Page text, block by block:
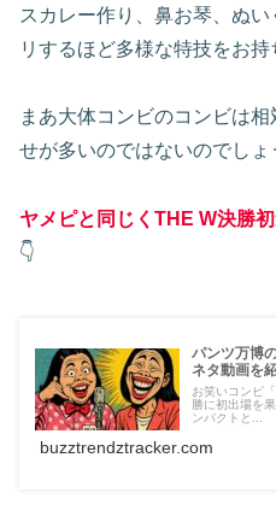
スカレー作り、鼻お琴、ぬ
リするほど多様な特技をお
まあ大体コンビのコンビは
せが多いのではないのでしょ
ヤメピと同じくTHE W決勝
👇
パンツ万博
ネタ動画を
お笑いコンビ
勝に初出場を
ンパクトと...
buzztrendztracker.com